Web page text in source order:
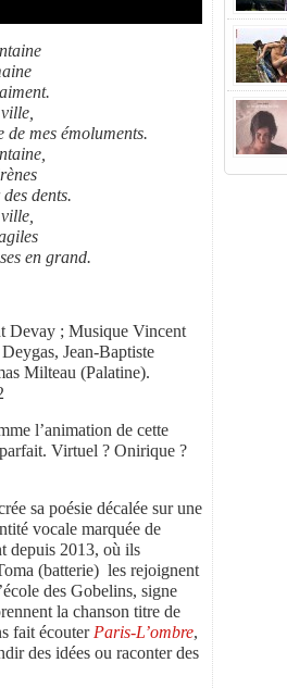
de mes émoluments.
dents.
en grand.
Devay ; Musique Vincent
Jean-Baptiste
Milteau (Palatine).
l’animation de cette
Virtuel ? Onirique ?
sa poésie décalée sur une
vocale marquée de
depuis 2013, où ils
(batterie) les rejoignent
des Gobelins, signe
la chanson titre de
fait écouter Paris-L’ombre,
des idées ou raconter des